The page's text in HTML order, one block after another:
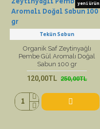
yeni ürün
Tekün Sabun
Organik Saf Zeytinyağlı
Pembe Gül Aromalı Doğal
Sabun 100 gr
120,00TL 250,00TL